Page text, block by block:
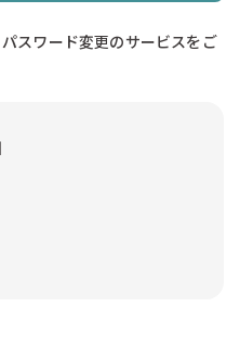
スワード変更のサービスをご